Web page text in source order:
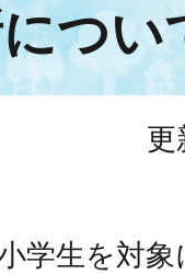
つい
更
学生を対